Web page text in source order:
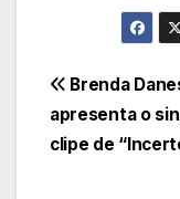
de
Brenda
apresenta o
clipe de